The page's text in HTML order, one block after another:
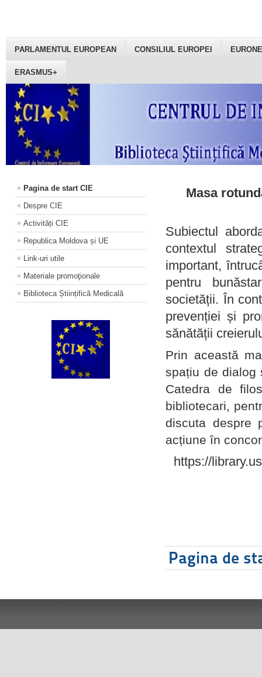
PARLAMENTUL EUROPEAN CONSILIUL EUROPEI
ERASMUS+
Pagina de start CIE
Despre CIE
Activități CIE
Republica Moldova și UE
Link-uri utile
Materiale promoţionale
Biblioteca Științifică Medicală
Masa
Subiectul
contextul
important,
pentru
societății. În
prevenției și
sănătății
Prin această
spațiu de dialog
Catedra de
bibliotecari,
discuta despre
acțiune în
https://
Pagina de